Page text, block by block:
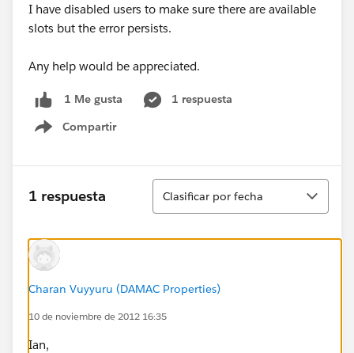
I have disabled users to make sure there are available
slots but the error persists.
Any help would be appreciated.
1 Me gusta
1 respuesta
Compartir
Show menu
1 respuesta
Ordenar
Clasificar por fecha
Charan Vuyyuru (DAMAC Properties)
10 de noviembre de 2012 16:35
Ian,